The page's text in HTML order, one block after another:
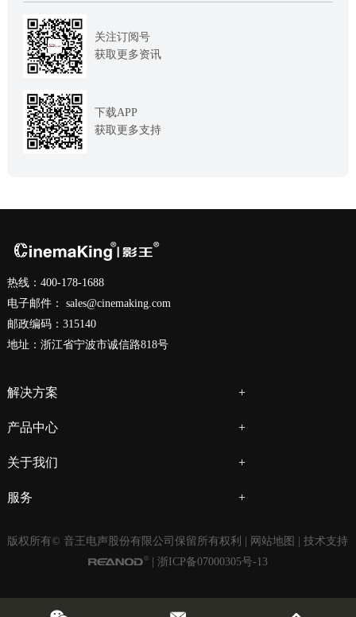
关注订阅号
获取更多资讯
下载APP
获取更多支持
热线：400-178-1688
电子邮件： sales@cinemaking.com
邮政编码：315140
地址：浙江省宁波市诚信路818号
解决方案
产品中心
关于我们
服务
版权所有© 音王电声股份有限公司保留所有权利 | 网站地图
| 技术支持
浙ICP备07000305号-13